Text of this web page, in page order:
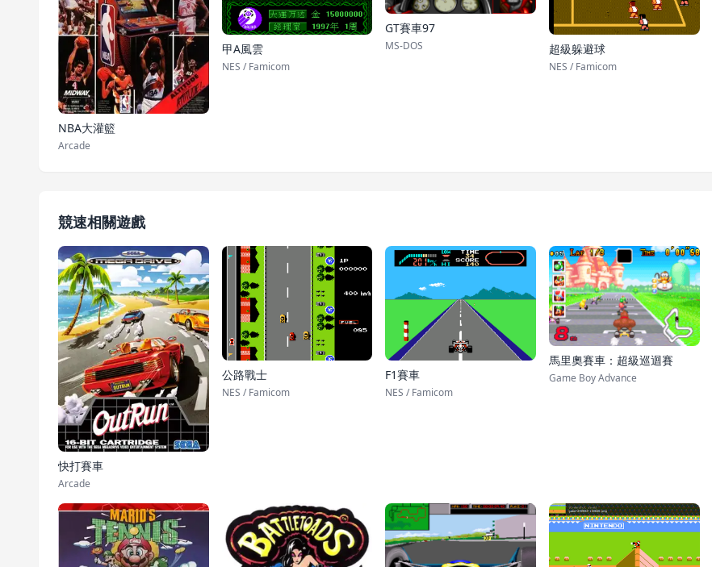
NBA大灌籃
Arcade
甲A風雲
NES / Famicom
GT賽車97
MS-DOS 超級躲避球
NES / Famicom
競速相關遊戲
快打賽車
Arcade
公路戰士
NES / Famicom
F1賽車
NES / Famicom
馬里奧賽車：超級巡迴賽
Game Boy Advance